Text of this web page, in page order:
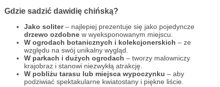
Gdzie sadzić dawidię chińską?
Jako soliter– najlepiej prezentuje się jako pojedyncze
drzewo ozdobnew wyeksponowanym miejscu.
W ogrodach botanicznych i kolekcjonerskich – ze
względu na swój unikalny wygląd.
W parkach i dużych ogrodach – tworzy malowniczy
krajobraz i stanowi niezwykłą atrakcję.
W pobliżu tarasu lub miejsca wypoczynku – aby
podziwiać spektakularne kwiatostany i piękne liście.